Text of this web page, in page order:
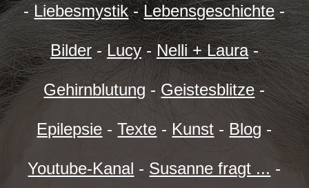
-Liebesmystik-Lebensgeschichte-
Bilder-Lucy-Nelli + Laura-
Gehirnblutung - Geistesblitze-
Epilepsie -Texte - Kunst - Blog -
Youtube-Kanal - Susanne fragt ... -